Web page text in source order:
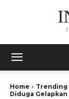
Home Trending
Diduga